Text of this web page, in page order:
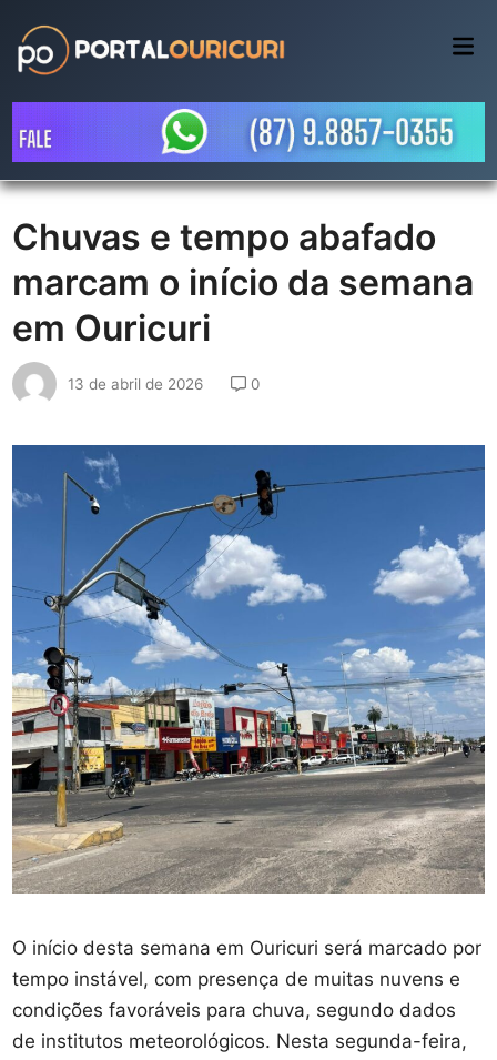
content
Chuvas e tempo abafado
marcam o início da semana
em Ouricuri
13 de abril de 2026 0
O início desta semana em Ouricuri será marcado por
tempo instável, com presença de muitas nuvens e
condições favoráveis para chuva, segundo dados
de institutos meteorológicos. Nesta segunda-feira,